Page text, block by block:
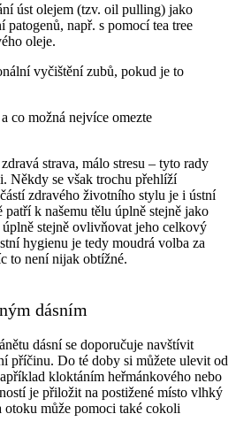
úst olejem (tzv. oil pulling) jako
patogenů, např. s pomocí tea tree
oleje.
vyčištění zubů, pokud je to
co možná nejvíce omezte
strava, málo stresu – tyto rady
Někdy se však trochu přehlíží
zdravého životního stylu je i ústní
patří k našemu tělu úplně stejně jako
stejně ovlivňovat jeho celkový
hygienu je tedy moudrá volba za
to není nijak obtížné.
dásním
dásní se doporučuje navštívit
příčinu. Do té doby si můžete ulevit od
kloktáním heřmánkového nebo
je přiložit na postižené místo vlhký
otoku může pomoci také cokoli